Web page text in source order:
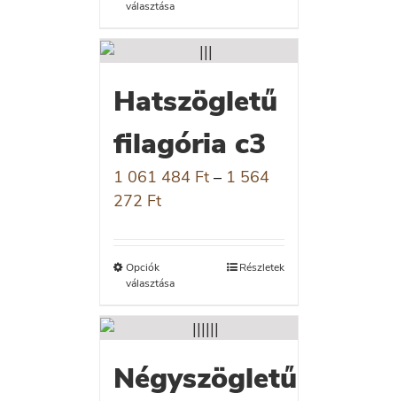
választása
Hatszögletű
filagória c3
1 061 484 Ft– 1 564
272 Ft
Opciók
választása
Részletek
Négyszögletű